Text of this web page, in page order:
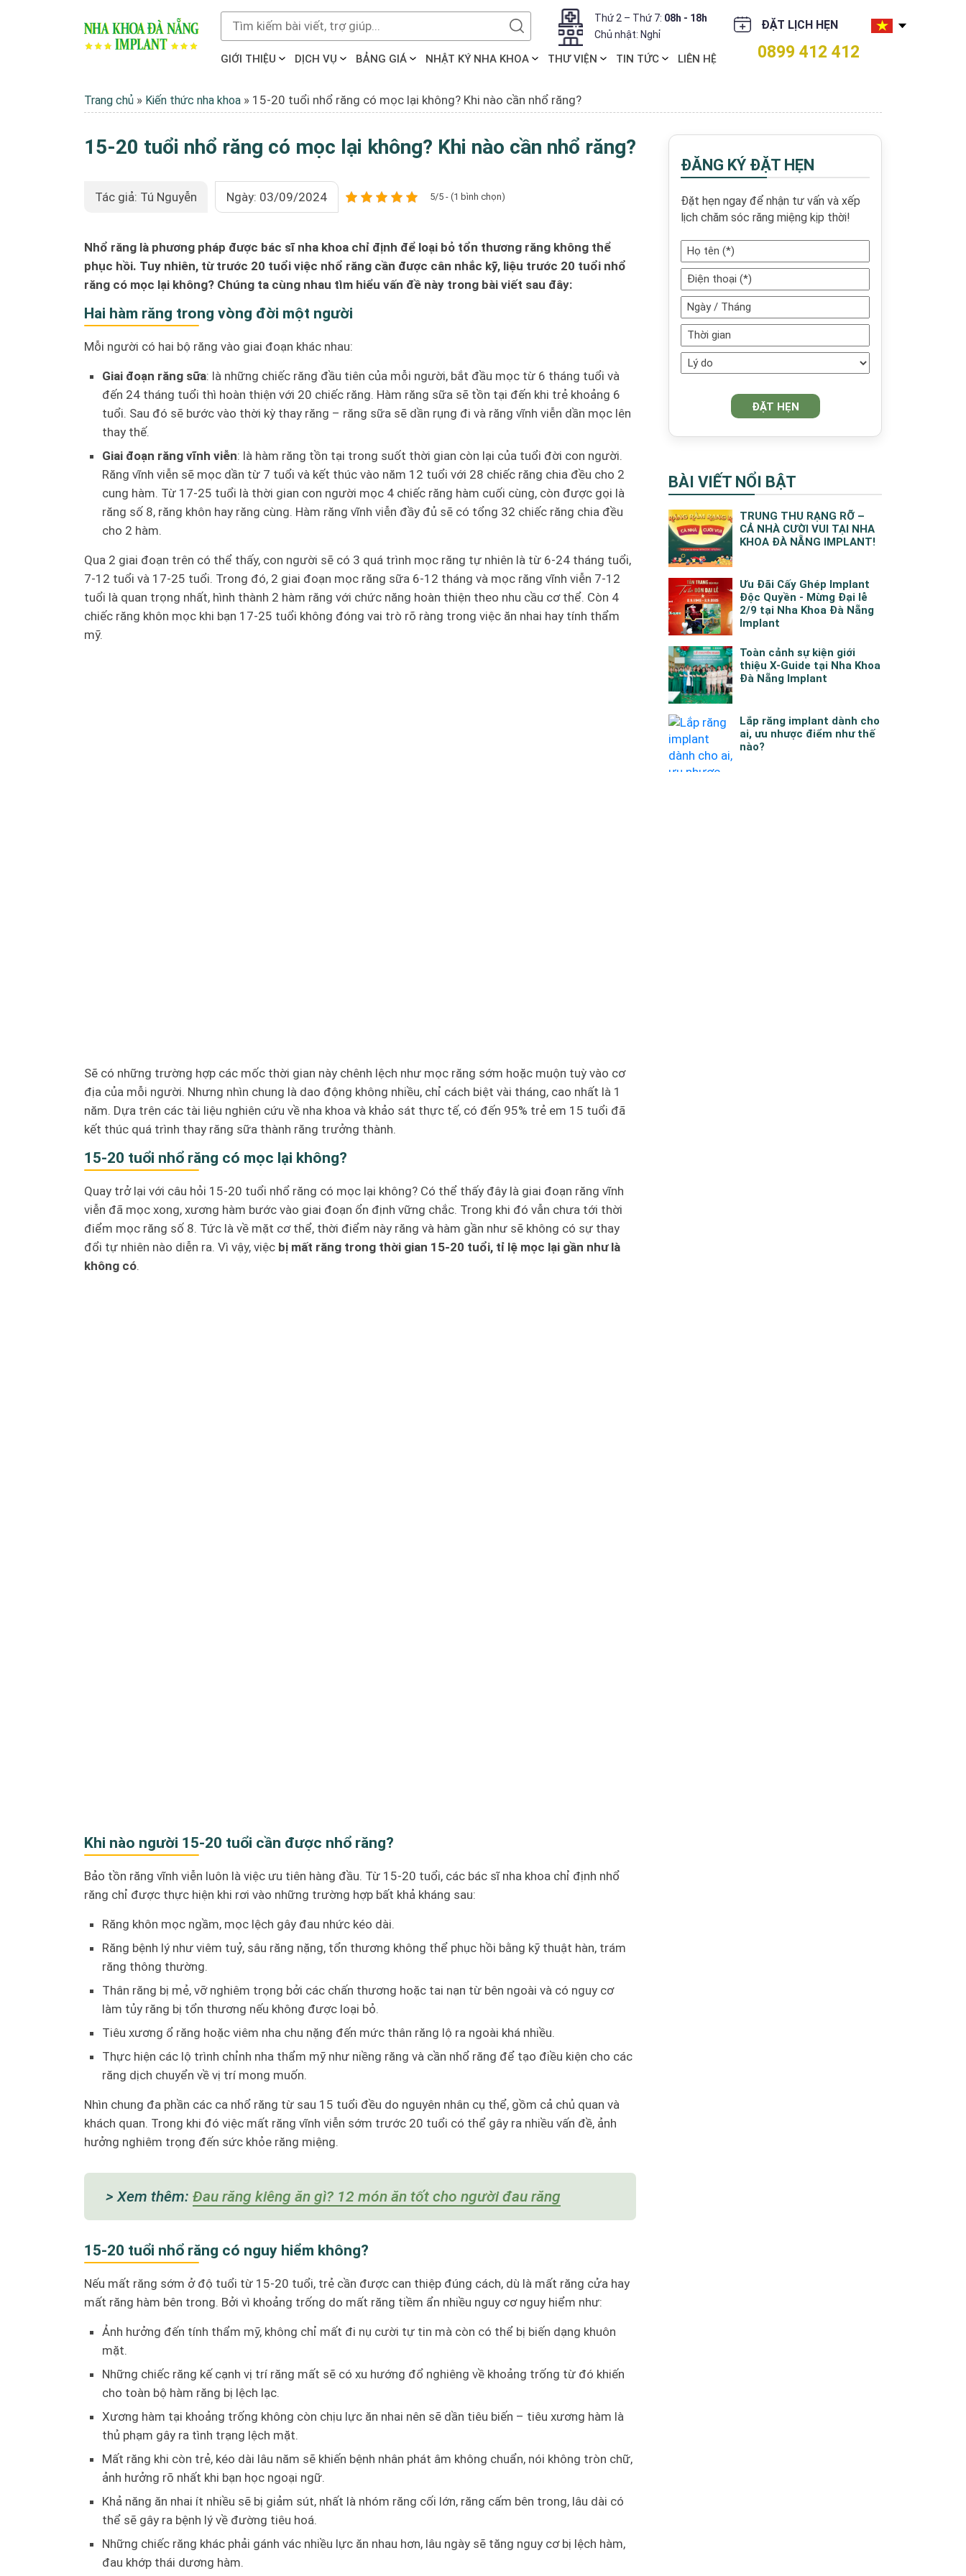
Thứ 2 – Thứ 7: 08h - 18h
Chủ nhật: Nghỉ
ĐẶT LỊCH HẸN
GIỚI THIỆU DỊCH VỤ BẢNG GIÁ NHẬT KÝ NHA KHOA THƯ VIỆN TIN TỨC LIÊN HỆ 0899 412 412
Trang chủ » Kiến thức nha khoa » 15-20 tuổi nhổ răng có mọc lại không? Khi nào cần nhổ răng?
15-20 tuổi nhổ răng có mọc lại không? Khi nào cần nhổ răng?
Tác giả: Tú Nguyễn Ngày: 03/09/2024 5/5 - (1 bình chọn)
Nhổ răng là phương pháp được bác sĩ nha khoa chỉ định để loại bỏ tổn thương răng không thể
phục hồi. Tuy nhiên, từ trước 20 tuổi việc nhổ răng cần được cân nhắc kỹ, liệu trước 20 tuổi nhổ
răng có mọc lại không? Chúng ta cùng nhau tìm hiểu vấn đề này trong bài viết sau đây:
Hai hàm răng trong vòng đời một người
Mỗi người có hai bộ răng vào giai đoạn khác nhau:
Giai đoạn răng sữa: là những chiếc răng đầu tiên của mỗi người, bắt đầu mọc từ 6 tháng tuổi và
đến 24 tháng tuổi thì hoàn thiện với 20 chiếc răng. Hàm răng sữa sẽ tồn tại đến khi trẻ khoảng 6
tuổi. Sau đó sẽ bước vào thời kỳ thay răng – răng sữa sẽ dần rụng đi và răng vĩnh viễn dần mọc lên
thay thế.
Giai đoạn răng vĩnh viễn: là hàm răng tồn tại trong suốt thời gian còn lại của tuổi đời con người.
Răng vĩnh viễn sẽ mọc dần từ 7 tuổi và kết thúc vào năm 12 tuổi với 28 chiếc răng chia đều cho 2
cung hàm. Từ 17-25 tuổi là thời gian con người mọc 4 chiếc răng hàm cuối cùng, còn được gọi là
răng số 8, răng khôn hay răng cùng. Hàm răng vĩnh viễn đầy đủ sẽ có tổng 32 chiếc răng chia đều
cho 2 hàm.
Qua 2 giai đoạn trên có thể thấy, con người sẽ có 3 quá trình mọc răng tự nhiên là từ 6-24 tháng tuổi,
7-12 tuổi và 17-25 tuổi. Trong đó, 2 giai đoạn mọc răng sữa 6-12 tháng và mọc răng vĩnh viễn 7-12
tuổi là quan trọng nhất, hình thành 2 hàm răng với chức năng hoàn thiện theo nhu cầu cơ thể. Còn 4
chiếc răng khôn mọc khi bạn 17-25 tuổi không đóng vai trò rõ ràng trong việc ăn nhai hay tính thẩm
mỹ.
Sẽ có những trường hợp các mốc thời gian này chênh lệch như mọc răng sớm hoặc muộn tuỳ vào cơ
địa của mỗi người. Nhưng nhìn chung là dao động không nhiều, chỉ cách biệt vài tháng, cao nhất là 1
năm. Dựa trên các tài liệu nghiên cứu về nha khoa và khảo sát thực tế, có đến 95% trẻ em 15 tuổi đã
kết thúc quá trình thay răng sữa thành răng trưởng thành.
15-20 tuổi nhổ răng có mọc lại không?
Quay trở lại với câu hỏi 15-20 tuổi nhổ răng có mọc lại không? Có thể thấy đây là giai đoạn răng vĩnh
viễn đã mọc xong, xương hàm bước vào giai đoạn ổn định vững chắc. Trong khi đó vẫn chưa tới thời
điểm mọc răng số 8. Tức là về mặt cơ thể, thời điểm này răng và hàm gần như sẽ không có sự thay
đổi tự nhiên nào diễn ra. Vì vậy, việc bị mất răng trong thời gian 15-20 tuổi, tỉ lệ mọc lại gần như là
không có.
Khi nào người 15-20 tuổi cần được nhổ răng?
Bảo tồn răng vĩnh viễn luôn là việc ưu tiên hàng đầu. Từ 15-20 tuổi, các bác sĩ nha khoa chỉ định nhổ
răng chỉ được thực hiện khi rơi vào những trường hợp bất khả kháng sau:
Răng khôn mọc ngầm, mọc lệch gây đau nhức kéo dài.
Răng bệnh lý như viêm tuỷ, sâu răng nặng, tổn thương không thể phục hồi bằng kỹ thuật hàn, trám
răng thông thường.
Thân răng bị mẻ, vỡ nghiêm trọng bởi các chấn thương hoặc tai nạn từ bên ngoài và có nguy cơ
làm tủy răng bị tổn thương nếu không được loại bỏ.
Tiêu xương ổ răng hoặc viêm nha chu nặng đến mức thân răng lộ ra ngoài khá nhiều.
Thực hiện các lộ trình chỉnh nha thẩm mỹ như niềng răng và cần nhổ răng để tạo điều kiện cho các
răng dịch chuyển về vị trí mong muốn.
Nhìn chung đa phần các ca nhổ răng từ sau 15 tuổi đều do nguyên nhân cụ thể, gồm cả chủ quan và
khách quan. Trong khi đó việc mất răng vĩnh viễn sớm trước 20 tuổi có thể gây ra nhiều vấn đề, ảnh
hưởng nghiêm trọng đến sức khỏe răng miệng.
> Xem thêm: Đau răng kiêng ăn gì? 12 món ăn tốt cho người đau răng
15-20 tuổi nhổ răng có nguy hiểm không?
Nếu mất răng sớm ở độ tuổi từ 15-20 tuổi, trẻ cần được can thiệp đúng cách, dù là mất răng cửa hay
mất răng hàm bên trong. Bởi vì khoảng trống do mất răng tiềm ẩn nhiều nguy cơ nguy hiểm như:
Ảnh hưởng đến tính thẩm mỹ, không chỉ mất đi nụ cười tự tin mà còn có thể bị biến dạng khuôn
mặt.
Những chiếc răng kế cạnh vị trí răng mất sẽ có xu hướng đổ nghiêng về khoảng trống từ đó khiến
cho toàn bộ hàm răng bị lệch lạc.
Xương hàm tại khoảng trống không còn chịu lực ăn nhai nên sẽ dần tiêu biến – tiêu xương hàm là
thủ phạm gây ra tình trạng lệch mặt.
Mất răng khi còn trẻ, kéo dài lâu năm sẽ khiến bệnh nhân phát âm không chuẩn, nói không tròn chữ,
ảnh hưởng rõ nhất khi bạn học ngoại ngữ.
Khả năng ăn nhai ít nhiều sẽ bị giảm sút, nhất là nhóm răng cối lớn, răng cấm bên trong, lâu dài có
thể sẽ gây ra bệnh lý về đường tiêu hoá.
Những chiếc răng khác phải gánh vác nhiều lực ăn nhau hơn, lâu ngày sẽ tăng nguy cơ bị lệch hàm,
đau khớp thái dương hàm.
ĐĂNG KÝ ĐẶT HẸN
Đặt hẹn ngay để nhận tư vấn và xếp
lịch chăm sóc răng miệng kịp thời!
BÀI VIẾT NỔI BẬT
TRUNG THU RẠNG RỠ –
CẢ NHÀ CƯỜI VUI TẠI NHA
KHOA ĐÀ NẴNG IMPLANT!
Ưu Đãi Cấy Ghép Implant
Độc Quyền - Mừng Đại lễ
2/9 tại Nha Khoa Đà Nẵng
Implant
Toàn cảnh sự kiện giới
thiệu X-Guide tại Nha Khoa
Đà Nẵng Implant
Lắp răng implant dành cho
ai, ưu nhược điểm như thế
nào?